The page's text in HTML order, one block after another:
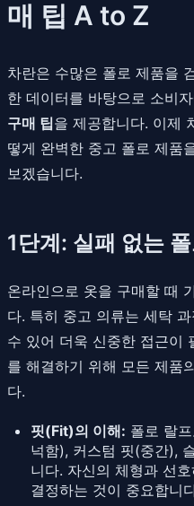
매 팁 A to Z
차란은 수많은 폴로 제품을
한 데이터를 바탕으로 소비
구매 팁을 제공합니다. 이제
떻게 완벽한 중고 폴로 제품
보겠습니다.
1단계: 실패 없는
온라인으로 옷을 구매할 때
다. 특히 중고 의류는 세탁
수 있어 더욱 신중한 접근이
를 해결하기 위해 모든 제품
다.
핏(Fit)의 이해: 폴로 랄
넉함), 커스텀 핏(중간),
니다. 자신의 체형과 선
결정하는 것이 중요합니